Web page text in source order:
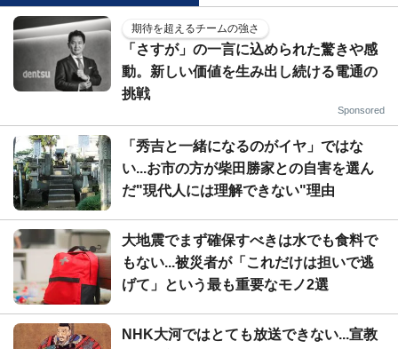
期待を超えるチームの強さ
「さすが」の一言に込められた驚きや感
動。新しい価値を生み出し続ける電通の
挑戦
Sponsored
「秀吉と一緒になるのがイヤ」ではな
い...お市の方が柴田勝家との自害を選ん
だ"現代人には理解できない"理由
大地震でまず確保すべきは水でも食料で
もない...被災者が「これだけは担いで逃
げて」という最も重要なモノ2選
NHK大河ではとても放送できない...宣教